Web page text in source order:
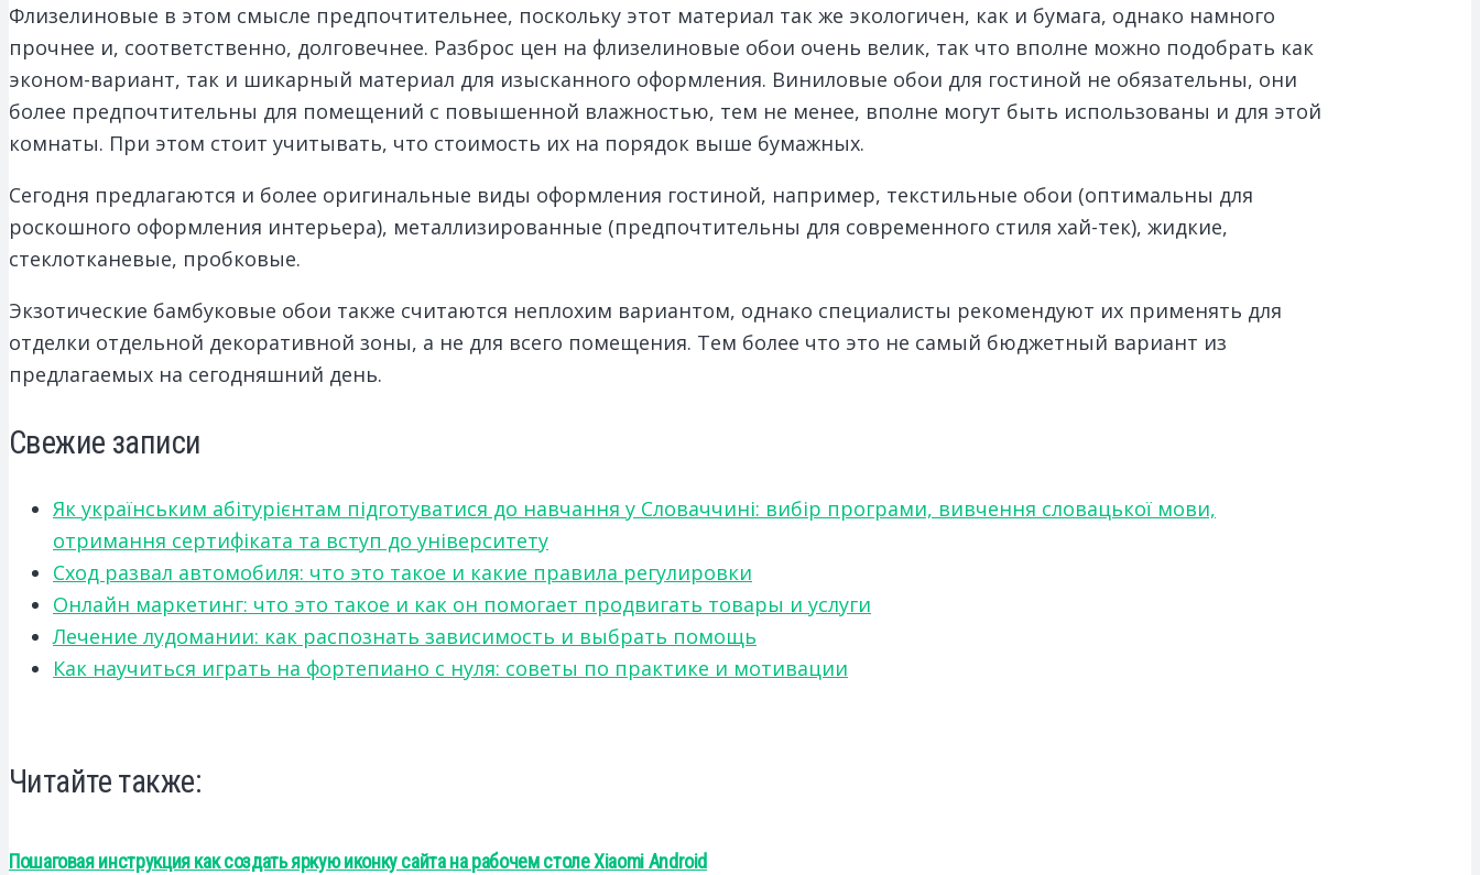
Флизелиновые в этом смысле предпочтительнее, поскольку этот материал так же экологичен, как и бумага, однако намного
прочнее и, соответственно, долговечнее. Разброс цен на флизелиновые обои очень велик, так что вполне можно подобрать как
эконом-вариант, так и шикарный материал для изысканного оформления. Виниловые обои для гостиной не обязательны, они
более предпочтительны для помещений с повышенной влажностью, тем не менее, вполне могут быть использованы и для этой
комнаты. При этом стоит учитывать, что стоимость их на порядок выше бумажных.
Сегодня предлагаются и более оригинальные виды оформления гостиной, например, текстильные обои (оптимальны для
роскошного оформления интерьера), металлизированные (предпочтительны для современного стиля хай-тек), жидкие,
стеклотканевые, пробковые.
Экзотические бамбуковые обои также считаются неплохим вариантом, однако специалисты рекомендуют их применять для
отделки отдельной декоративной зоны, а не для всего помещения. Тем более что это не самый бюджетный вариант из
предлагаемых на сегодняшний день.
Свежие записи
Як українським абітурієнтам підготуватися до навчання у Словаччині: вибір програми, вивчення словацької мови,
отримання сертифіката та вступ до університету
Сход развал автомобиля: что это такое и какие правила регулировки
Онлайн маркетинг: что это такое и как он помогает продвигать товары и услуги
Лечение лудомании: как распознать зависимость и выбрать помощь
Как научиться играть на фортепиано с нуля: советы по практике и мотивации
Читайте также:
Пошаговая инструкция как создать яркую иконку сайта на рабочем столе Xiaomi Android